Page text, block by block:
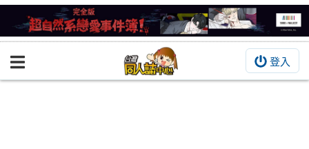
登入
BOOKY書集倉庫